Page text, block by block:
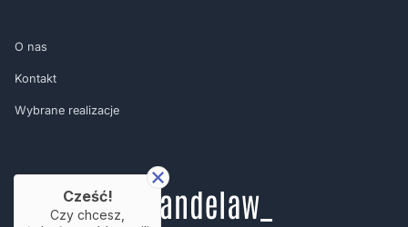
O nas
Kontakt
Wybrane realizacje
Cześć!
Czy chcesz,